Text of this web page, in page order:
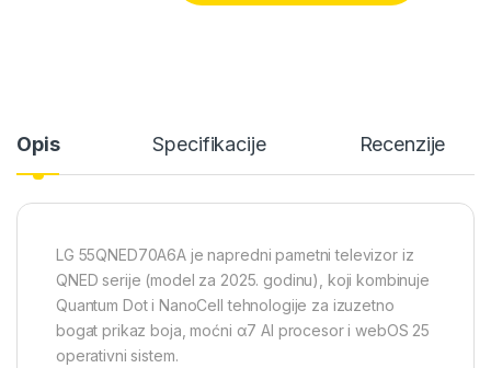
Opis Specifikacije Recenzije
LG 55QNED70A6A je napredni pametni televizor iz
QNED serije (model za 2025. godinu), koji kombinuje
Quantum Dot i NanoCell tehnologije za izuzetno
bogat prikaz boja, moćni α7 AI procesor i webOS 25
operativni sistem.